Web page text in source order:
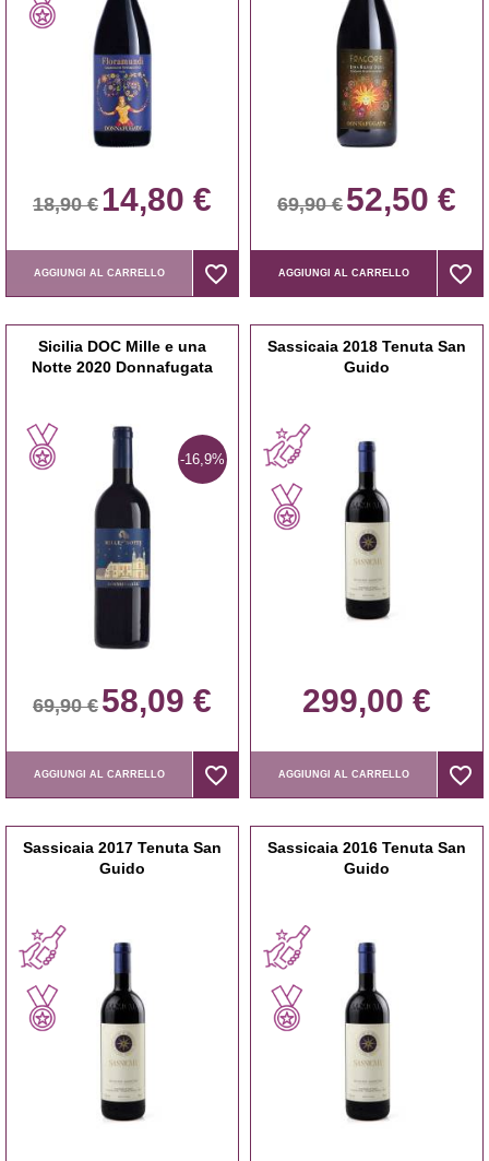
18,90 € 14,80 €
AGGIUNGI AL CARRELLO favorite_border
favorite_border
69,90 € 52,50 €
AGGIUNGI AL CARRELLO favorite_border
favorite_border
Sicilia DOC Mille e una
Notte 2020 Donnafugata
-16,9%
69,90 € 58,09 €
AGGIUNGI AL CARRELLO favorite_border
favorite_border
Sassicaia 2018 Tenuta San
Guido
299,00 €
AGGIUNGI AL CARRELLO favorite_border
favorite_border
Sassicaia 2017 Tenuta San
Guido
Sassicaia 2016 Tenuta San
Guido